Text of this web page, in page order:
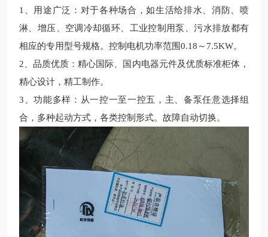
1、用途广泛：对于各种场合，如生活给排水、消防、喷
淋、增压、空调冷却循环、工业控制用泵、污水排放都有
相应的专用型号规格。控制电机功率范围0.18～ 7.5KW。
2、品质优质：精心国际、国内电器元件及优质标准柜体，
精心设计，精工制作。
3、功能多样：从一控一至一控五，主、备泵任意选择组
合，多种起动方式，各类控制形式。故障自动切换。